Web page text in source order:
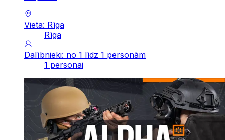
Vieta: Rīga
Rīga
Dalībnieki: no 1 līdz 1 personām
1 personai